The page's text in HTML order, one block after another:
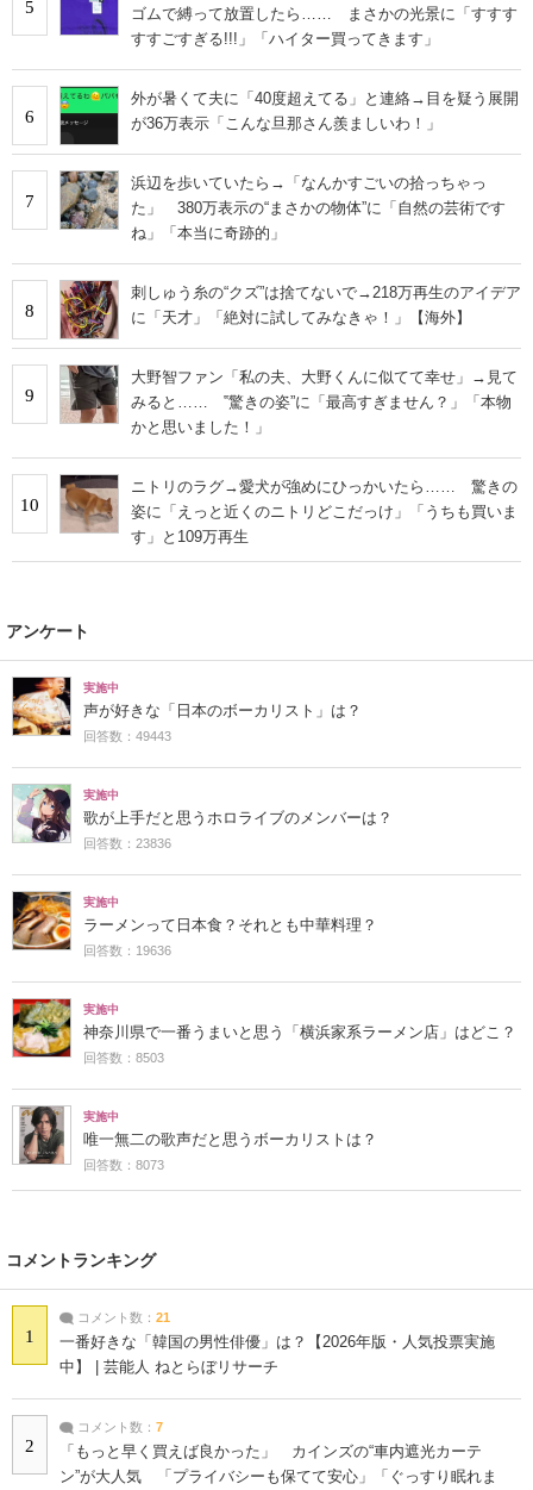
5
ゴムで縛って放置したら…… まさかの光景に「すすす
すすごすぎる!!!」「ハイター買ってきます」
6
外が暑くて夫に「40度超えてる」と連絡→目を疑う展開
が36万表示「こんな旦那さん羨ましいわ！」
7
浜辺を歩いていたら→「なんかすごいの拾っちゃっ
た」 380万表示の“まさかの物体”に「自然の芸術です
ね」「本当に奇跡的」
8
刺しゅう糸の“クズ”は捨てないで→218万再生のアイデア
に「天才」「絶対に試してみなきゃ！」【海外】
9
大野智ファン「私の夫、大野くんに似てて幸せ」→見て
みると…… ‟驚きの姿”に「最高すぎません？」「本物
かと思いました！」
10
ニトリのラグ→愛犬が強めにひっかいたら…… 驚きの
姿に「えっと近くのニトリどこだっけ」「うちも買いま
す」と109万再生
アンケート
実施中
声が好きな「日本のボーカリスト」は？
回答数：49443
実施中
歌が上手だと思うホロライブのメンバーは？
回答数：23836
実施中
ラーメンって日本食？それとも中華料理？
回答数：19636
実施中
神奈川県で一番うまいと思う「横浜家系ラーメン店」はどこ？
回答数：8503
実施中
唯一無二の歌声だと思うボーカリストは？
回答数：8073
コメントランキング
1
コメント数： 21
一番好きな「韓国の男性俳優」は？【2026年版・人気投票実施
中】 | 芸能人 ねとらぼリサーチ
2
コメント数： 7
「もっと早く買えば良かった」 カインズの“車内遮光カーテ
ン”が大人気 「プライバシーも保てて安心」「ぐっすり眠れま